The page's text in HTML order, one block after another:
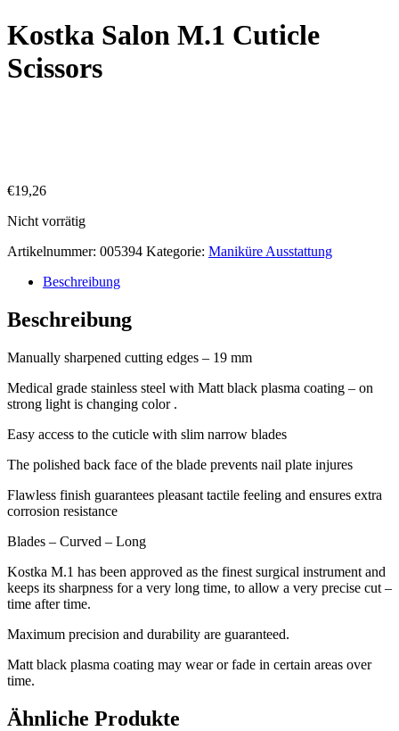
Kostka Salon M.1 Cuticle
Scissors
€19,26
Nicht vorrätig
Artikelnummer: 005394 Kategorie: Maniküre Ausstattung
Beschreibung
Beschreibung
Manually sharpened cutting edges – 19 mm
Medical grade stainless steel with Matt black plasma coating – on
strong light is changing color .
Easy access to the cuticle with slim narrow blades
The polished back face of the blade prevents nail plate injures
Flawless finish guarantees pleasant tactile feeling and ensures extra
corrosion resistance
Blades – Curved – Long
Kostka M.1 has been approved as the finest surgical instrument and
keeps its sharpness for a very long time, to allow a very precise cut –
time after time.
Maximum precision and durability are guaranteed.
Matt black plasma coating may wear or fade in certain areas over
time.
Ähnliche Produkte